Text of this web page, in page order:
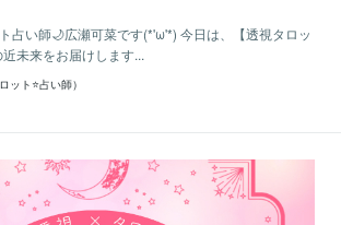
占い師🌙広瀬可菜です(*'ω'*) 今日は、【透視タロッ
未来をお届けします...
ット⭐占い師）